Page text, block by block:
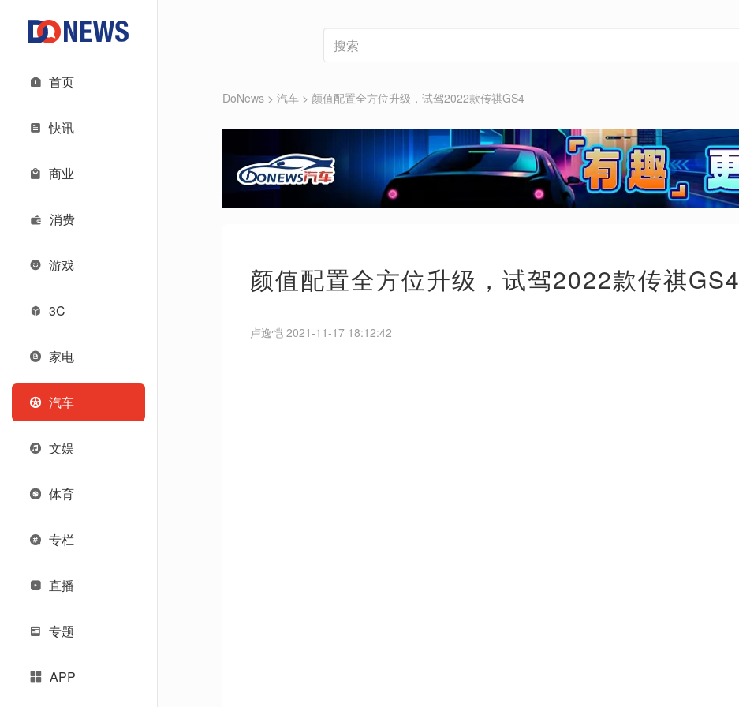
首页
快讯
商业
消费
游戏
3C
家电
汽车
文娱
体育
专栏
直播
专题
APP
DoNews > 汽车 > 颜值配置全方位升级，试驾2022款传祺GS4
颜值配置全方位升级，试驾2022款传祺GS4
卢逸恺 2021-11-17 18:12:42